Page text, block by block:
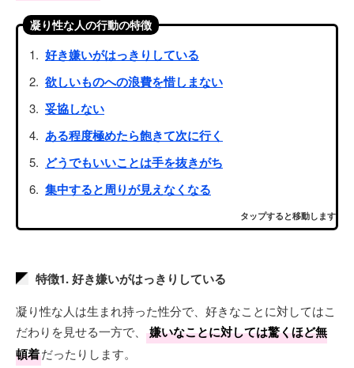
凝り性な人の行動の特徴
好き嫌いがはっきりしている
欲しいものへの浪費を惜しまない
妥協しない
ある程度極めたら飽きて次に行く
どうでもいいことは手を抜きがち
集中すると周りが見えなくなる
タップすると移動します
特徴1. 好き嫌いがはっきりしている
凝り性な人は生まれ持った性分で、好きなことに対してはこ
だわりを見せる一方で、
嫌いなことに対しては驚くほど無
頓着だったりします。